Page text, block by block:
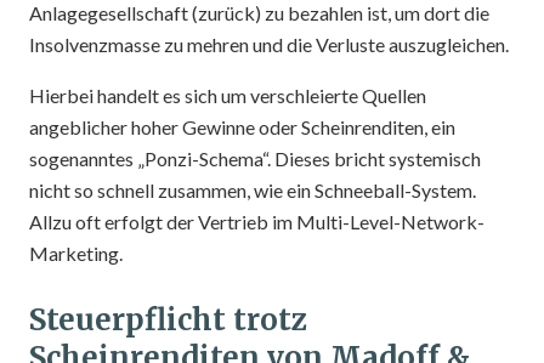
Anlagegesellschaft (zurück) zu bezahlen ist, um dort die
Insolvenzmasse zu mehren und die Verluste auszugleichen.
Hierbei handelt es sich um verschleierte Quellen
angeblicher hoher Gewinne oder Scheinrenditen, ein
sogenanntes „Ponzi-Schema“. Dieses bricht systemisch
nicht so schnell zusammen, wie ein Schneeball-System.
Allzu oft erfolgt der Vertrieb im Multi-Level-Network-
Marketing.
Steuerpflicht trotz